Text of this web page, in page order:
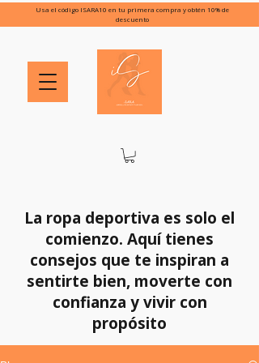
Usa el código ISARA10 en tu primera compra y obtén 10% de
descuento
La ropa deportiva es solo el
comienzo. Aquí tienes
consejos que te inspiran a
sentirte bien, moverte con
confianza y vivir con
propósito